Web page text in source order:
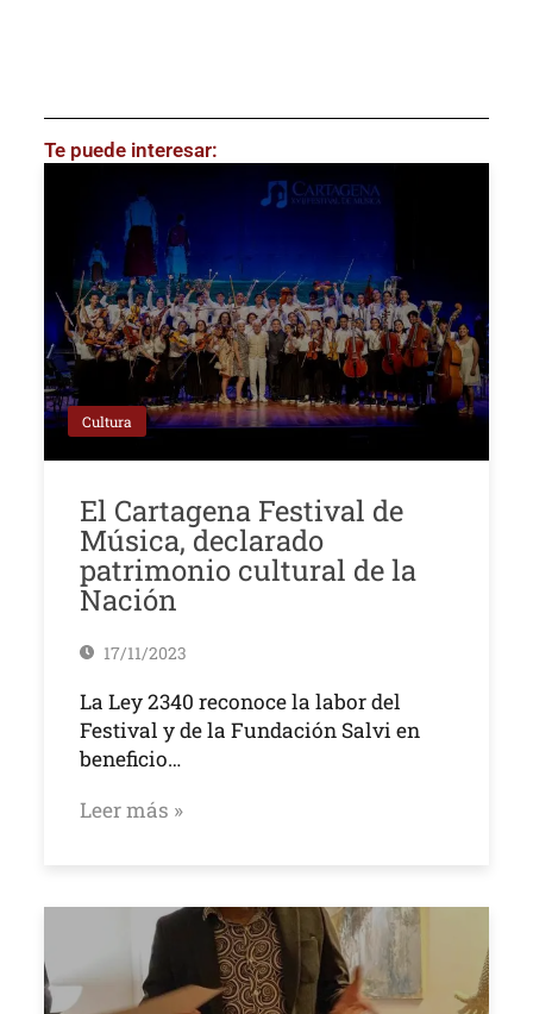
Te puede interesar:
Cultura
El Cartagena Festival de
Música, declarado
patrimonio cultural de la
Nación
17/11/2023
La Ley 2340 reconoce la labor del
Festival y de la Fundación Salvi en
beneficio…
Leer más »